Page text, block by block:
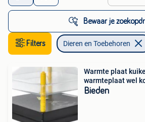
Bewaar je
Filters Dieren en Toebehoren
Warmte plaat
warmteplaat wel
Bieden